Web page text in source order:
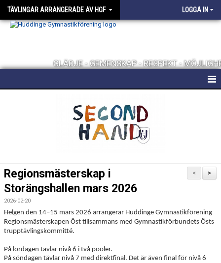
TÄVLINGAR ARRANGERADE AV HGF LOGGA IN
GLÄDJE - GEMENSKAP - RESPEKT -
>
<
Regionsmästerskap i
Storängshallen mars 2026
2026-02-20
Helgen den 14–15 mars 2026 arrangerar Huddinge Gymnastikförening
Regionsmästerskapen Öst tillsammans med Gymnastikförbundets Östs
trupptävlingskommitté.
På lördagen tävlar nivå 6 i två pooler.
På söndagen tävlar nivå 7 med direktfinal. Det är även final för nivå 6